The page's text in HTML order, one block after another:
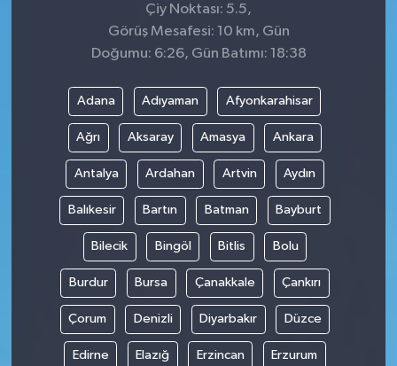
Çiy Noktası: 5.5,
Görüş Mesafesi: 10 km, Gün
Doğumu: 6:26, Gün Batımı: 18:38
Adana Adıyaman Afyonkarahisar
Ağrı Aksaray Amasya Ankara
Antalya Ardahan Artvin Aydın
Balıkesir Bartın Batman Bayburt
Bilecik Bingöl Bitlis Bolu
Burdur Bursa Çanakkale Çankırı
Çorum Denizli Diyarbakır Düzce
Edirne Elazığ Erzincan Erzurum